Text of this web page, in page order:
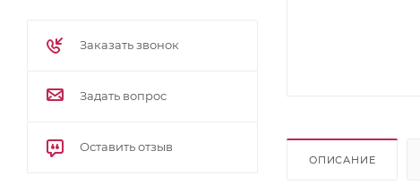
ОПИСАНИЕ
Заказать звонок
Задать вопрос
Оставить отзыв